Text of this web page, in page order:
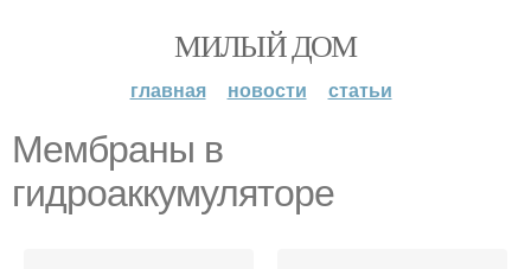
МИЛЫЙ ДОМ
главная новости статьи
Мембраны в
гидроаккумуляторе